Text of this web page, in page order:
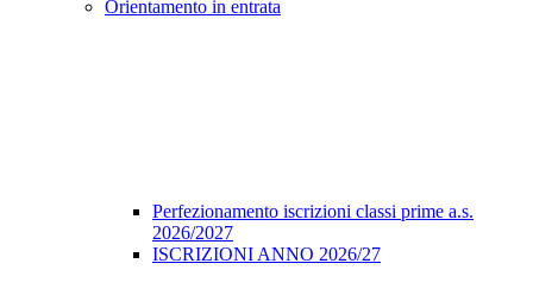
Orientamento in entrata
Perfezionamento iscrizioni classi prime a.s.
2026/2027
ISCRIZIONI ANNO 2026/27